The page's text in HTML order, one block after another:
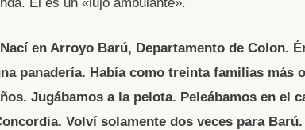
en Arroyo Barú, Departamento de Colon.
panadería. Había como treinta familias más
Jugábamos a la pelota. Peleábamos en el
Volví solamente dos veces para